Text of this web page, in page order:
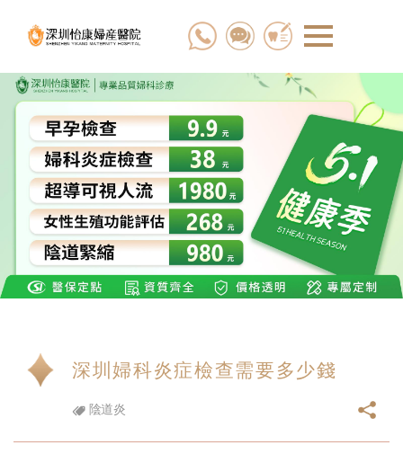
深圳婦科炎症檢查需要多少錢
陰道炎